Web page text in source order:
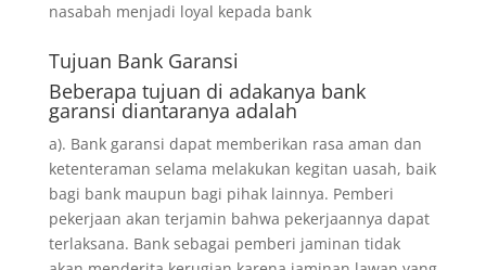
nasabah menjadi loyal kepada bank
Tujuan Bank Garansi
Beberapa tujuan di adakanya bank
garansi diantaranya adalah
a). Bank garansi dapat memberikan rasa aman dan
ketenteraman selama melakukan kegitan uasah, baik
bagi bank maupun bagi pihak lainnya. Pemberi
pekerjaan akan terjamin bahwa pekerjaannya dapat
terlaksana. Bank sebagai pemberi jaminan tidak